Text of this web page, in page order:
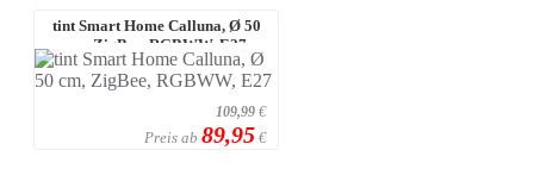
tint Smart Home Calluna, Ø 50
cm, ZigBee, RGBWW, E27
109,99 €
Preis ab 89,95 €